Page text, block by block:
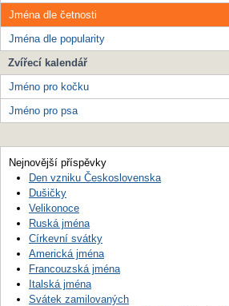
Jména dle četnosti
Jména dle popularity
Zvířecí kalendář
Jméno pro kočku
Jméno pro psa
Nejnovější příspěvky
Den vzniku Československa
Dušičky
Velikonoce
Ruská jména
Církevní svátky
Americká jména
Francouzská jména
Italská jména
Svátek zamilovaných